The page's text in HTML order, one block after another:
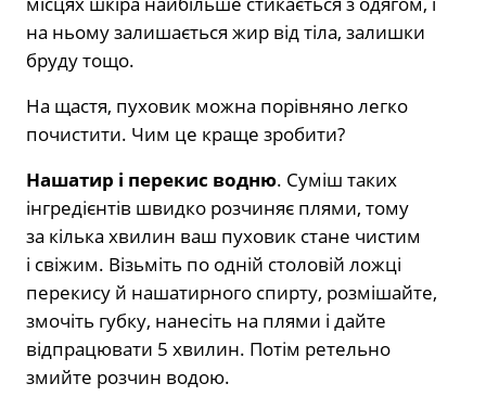
на ньому залишається жир від тіла, залишки
бруду тощо.
На щастя, пуховик можна порівняно легко
почистити. Чим це краще зробити?
Нашатир і перекис водню. Суміш таких
інгредієнтів швидко розчиняє плями, тому
за кілька хвилин ваш пуховик стане чистим
і свіжим. Візьміть по одній столовій ложці
перекису й нашатирного спирту, розмішайте,
змочіть губку, нанесіть на плями і дайте
відпрацювати 5 хвилин. Потім ретельно
змийте розчин водою.